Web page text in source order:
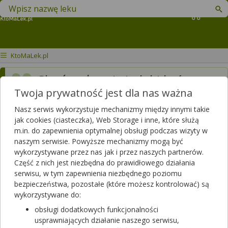
Koszyk
Znajdź lek w swojej okolicy
KtoMaLek.pl
Skończyły mi się leki które
biorę od wielu lat, a
wypisanie recepty
zaplanowane jest dopiero
na piątek tj. 5.09.2025. Czy
mogę otrzymać te leki jakoś
wcześniej?
Dotyczy:Mężczyzna, 26 lat
Twoja prywatność jest dla nas ważna
Nasz serwis wykorzystuje mechanizmy między innymi takie
jak cookies (ciasteczka), Web Storage i inne, które służą
m.in. do zapewnienia optymalnej obsługi podczas wizyty w
naszym serwisie. Powyższe mechanizmy mogą być
wykorzystywane przez nas jak i przez naszych partnerów.
Część z nich jest niezbędna do prawidłowego działania
serwisu, w tym zapewnienia niezbędnego poziomu
bezpieczeństwa, pozostałe (które możesz kontrolować) są
wykorzystywane do:
obsługi dodatkowych funkcjonalności
usprawniających działanie naszego serwisu,